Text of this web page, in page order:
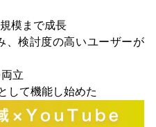
模まで成長
、検討度の高いユーザーが
立
して機能し始めた